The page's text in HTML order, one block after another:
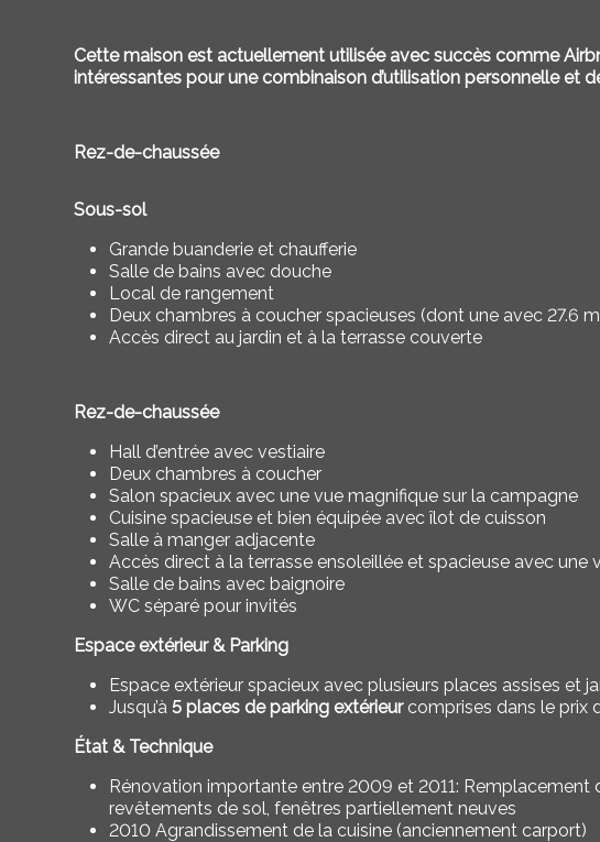
Cette maison est actuellement utilisée avec succès comme
intéressantes pour une combinaison d’utilisation personnelle et
Rez-de-chaussée
Sous-sol
Grande buanderie et chaufferie
Salle de bains avec douche
Local de rangement
Deux chambres à coucher spacieuses (dont une avec 27.6
Accès direct au jardin et à la terrasse couverte
Rez-de-chaussée
Hall d’entrée avec vestiaire
Deux chambres à coucher
Salon spacieux avec une vue magnifique sur la campagne
Cuisine spacieuse et bien équipée avec îlot de cuisson
Salle à manger adjacente
Accès direct à la terrasse ensoleillée et spacieuse avec une
Salle de bains avec baignoire
WC séparé pour invités
Espace extérieur & Parking
Espace extérieur spacieux avec plusieurs places assises et
Jusqu’à5 places de parking extérieurcomprises dans le prix
État & Technique
Rénovation importante entre 2009 et 2011: Remplacement
revêtements de sol, fenêtres partiellement neuves
2010 Agrandissement de la cuisine (anciennement carport)